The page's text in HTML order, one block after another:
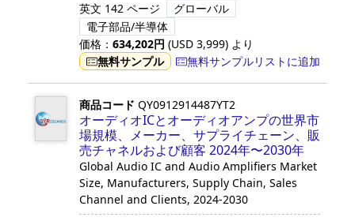
英文 142 ページ
グローバル
電子部品/半導体
価格： 634,202円 (USD 3,999) より
無料サンプル
無料サンプルリストに追加
商品コード QY0912914487YT2
オーディオICとオーディオアンプの世界市
場規模、メーカー、サプライチェーン、販
売チャネルおよび顧客 2024年〜2030年
Global Audio IC and Audio Amplifiers Market
Size, Manufacturers, Supply Chain, Sales
Channel and Clients, 2024-2030